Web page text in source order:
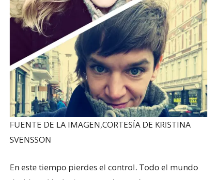
FUENTE DE LA IMAGEN,CORTESÍA DE KRISTINA
SVENSSON
En este tiempo pierdes el control. Todo el mundo